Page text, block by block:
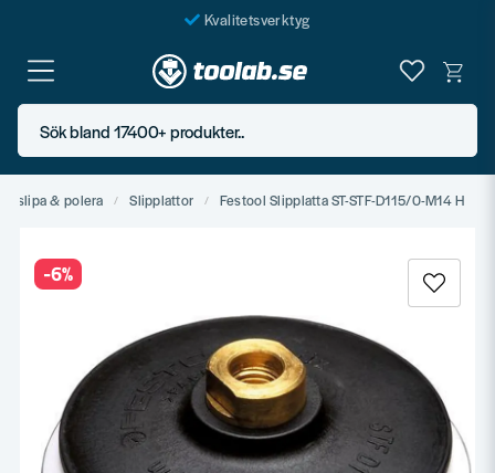
Kvalitetsverktyg
Fraktfritt över 999 SEK*
En järnhandel för alla
Butik i Göteborg
Sök bland 17400+ produkter..
slipa & polera Slipplattor Festool Slipplatta ST-STF-D115/0-M14 H
-6%